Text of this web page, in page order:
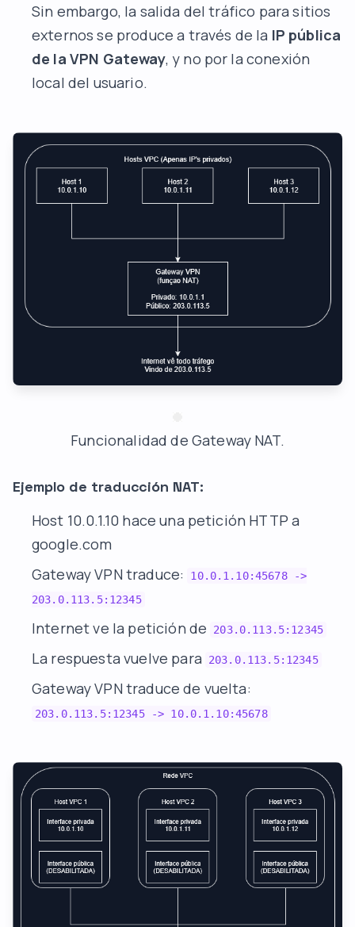
Sin embargo, la salida del tráfico para sitios
externos se produce a través de la IP pública
de la VPN Gateway, y no por la conexión
local del usuario.
Funcionalidad de Gateway NAT.
Ejemplo de traducción NAT:
Host 10.0.1.10 hace una petición HTTP a
google.com
Gateway VPN traduce:
10.0.1.10:45678 ->
203.0.113.5:12345
Internet ve la petición de 203.0.113.5:12345
La respuesta vuelve para 203.0.113.5:12345
Gateway VPN traduce de vuelta:
203.0.113.5:12345 -> 10.0.1.10:45678